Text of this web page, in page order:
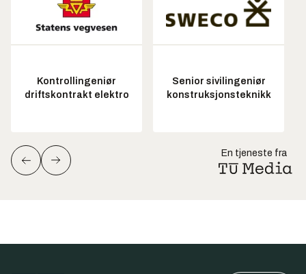
Kontrollingeniør
driftskontrakt elektro
Senior sivilingeniør
konstruksjonsteknikk
En tjeneste fra